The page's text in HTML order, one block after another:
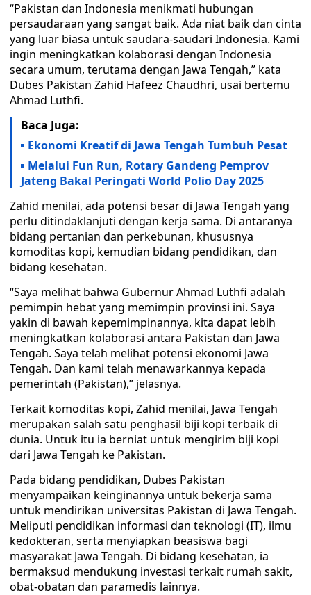
“Pakistan dan Indonesia menikmati hubungan
persaudaraan yang sangat baik. Ada niat baik dan cinta
yang luar biasa untuk saudara-saudari Indonesia. Kami
ingin meningkatkan kolaborasi dengan Indonesia
secara umum, terutama dengan Jawa Tengah,” kata
Dubes Pakistan Zahid Hafeez Chaudhri, usai bertemu
Ahmad Luthfi.
Baca Juga:
Ekonomi Kreatif di Jawa Tengah Tumbuh Pesat
Melalui Fun Run, Rotary Gandeng Pemprov
Jateng Bakal Peringati World Polio Day 2025
Zahid menilai, ada potensi besar di Jawa Tengah yang
perlu ditindaklanjuti dengan kerja sama. Di antaranya
bidang pertanian dan perkebunan, khususnya
komoditas kopi, kemudian bidang pendidikan, dan
bidang kesehatan.
“Saya melihat bahwa Gubernur Ahmad Luthfi adalah
pemimpin hebat yang memimpin provinsi ini. Saya
yakin di bawah kepemimpinannya, kita dapat lebih
meningkatkan kolaborasi antara Pakistan dan Jawa
Tengah. Saya telah melihat potensi ekonomi Jawa
Tengah. Dan kami telah menawarkannya kepada
pemerintah (Pakistan),” jelasnya.
Terkait komoditas kopi, Zahid menilai, Jawa Tengah
merupakan salah satu penghasil biji kopi terbaik di
dunia. Untuk itu ia berniat untuk mengirim biji kopi
dari Jawa Tengah ke Pakistan.
Pada bidang pendidikan, Dubes Pakistan
menyampaikan keinginannya untuk bekerja sama
untuk mendirikan universitas Pakistan di Jawa Tengah.
Meliputi pendidikan informasi dan teknologi (IT), ilmu
kedokteran, serta menyiapkan beasiswa bagi
masyarakat Jawa Tengah. Di bidang kesehatan, ia
bermaksud mendukung investasi terkait rumah sakit,
obat-obatan dan paramedis lainnya.